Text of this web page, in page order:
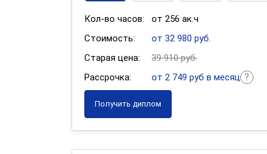
Кол-во часов:
от 256 ак.ч
Стоимость:
от 32 980 руб.
Старая цена:
39 910 руб.
Рассрочка:
от 2 749 руб в месяц
Получить диплом